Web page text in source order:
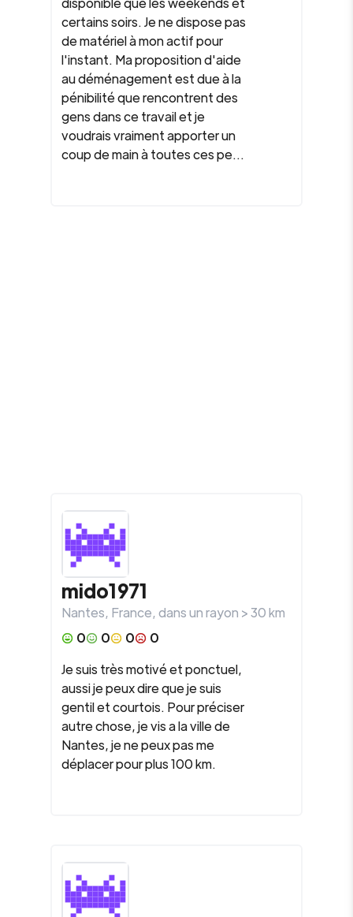
certains soirs. Je ne dispose pas
de matériel à mon actif pour
l'instant. Ma proposition d'aide
au déménagement est due à la
pénibilité que rencontrent des
gens dans ce travail et je
voudrais vraiment apporter un
coup de main à toutes ces pe...
mido1971
Nantes, France, dans un rayon >30km
0
0 0
0
Je suis très motivé et ponctuel,
aussi je peux dire que je suis
gentil et courtois. Pour préciser
autre chose, je vis a la ville de
Nantes, je ne peux pas me
déplacer pour plus 100 km.